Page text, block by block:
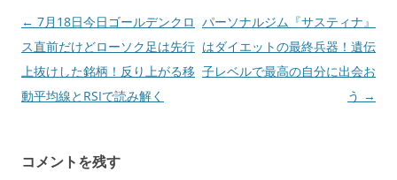
o
k
n
投
稿
ナ
ビ
シ
← 7月18日今日ゴールデンクロ
ス直前だけどローソク足は先行
上抜けした銘柄！反り上がる移
動平均線とRSIで読み解く
パーソナルジム『サスティナ』
はダイエットの最終兵器！遺伝
子レベルで最高の自分に出会お
う →
コメントを残す